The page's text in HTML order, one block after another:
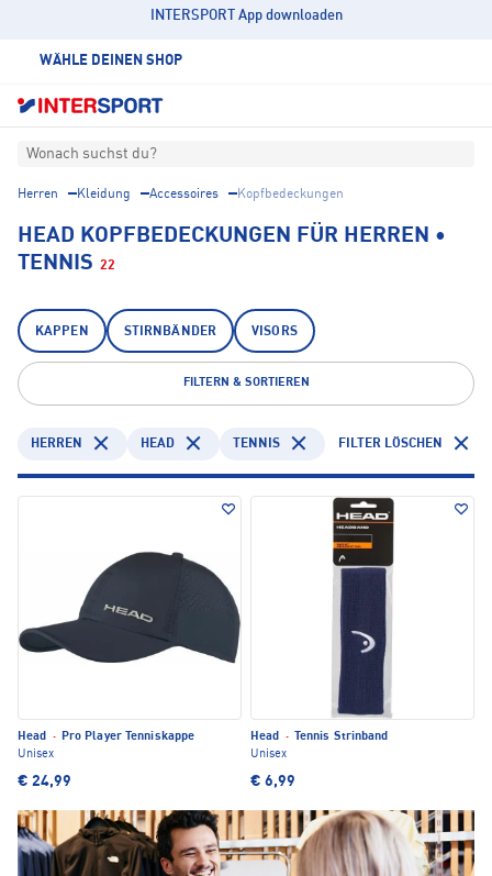
INTERSPORT App downloaden
WÄHLE DEINEN SHOP
Wonach suchst du?
Herren Kleidung Accessoires Kopfbedeckungen
HEAD KOPFBEDECKUNGEN FÜR HERREN •
TENNIS 22
KAPPEN STIRNBÄNDER VISORS
FILTERN & SORTIEREN
HERREN HEAD TENNIS FILTER LÖSCHEN
Head ·
Pro Player Tenniskappe
Unisex
€ 24,99
Head ·
Tennis Strinband
Unisex
€ 6,99